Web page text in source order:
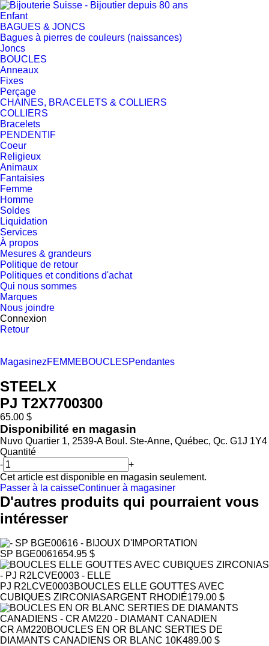
Enfant
BAGUES & JONCS
Bagues à pierres de couleurs (naissances)
Joncs
BOUCLES
Anneaux
Fixes
Perçage
CHAINES, BRACELETS & COLLIERS
COLLIERS
Bracelets
PENDENTIF
Coeur
Religieux
Animaux
Fantaisies
Femme
Homme
Soldes
Liquidation
Services
À propos
Mesures & grandeurs
Politique de retour
Politiques et conditions d'achat
Qui nous sommes
Marques
Nous joindre
Connexion
Retour
MagasinezFEMMEBOUCLESPendantes
STEELX
PJ T2X7700300
65.00 $
Disponibilité en magasin
Nuvo Quartier 1, 2539-A Boul. Ste-Anne, Québec, Qc. G1J 1Y4
Quantité
-
+
Cet article est disponible en magasin seulement.
Passer à la caisseContinuer à magasiner
D'autres produits qui pourraient vous
intéresser
SP BGE0061654.95 $
PJ R2LCVE0003BOUCLES ELLE GOUTTES AVEC
CUBIQUES ZIRCONIASARGENT RHODIÉ179.00 $
CR AM220BOUCLES EN OR BLANC SERTIES DE
DIAMANTS CANADIENS OR BLANC 10K489.00 $